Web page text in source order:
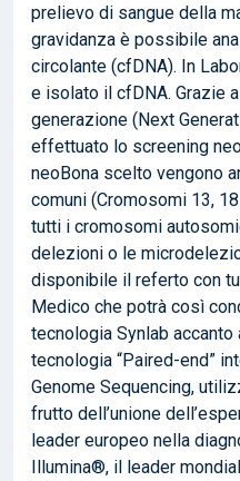
prelievo di sangue della
gravidanza è possibile
circolante (cfDNA). In
e isolato il cfDNA. Grazie
generazione (Next
effettuato lo screening
neoBona scelto vengono
comuni (Cromosomi 13,
tutti i cromosomi
delezioni o le
disponibile il referto con
Medico che potrà così
tecnologia Synlab accanto
tecnologia “Paired-end”
Genome Sequencing,
frutto dell’unione
leader europeo nella
Illumina®, il leader